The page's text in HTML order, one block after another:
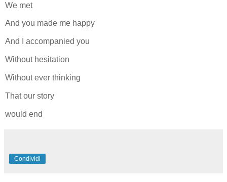
We met
And you made me happy
And I accompanied you
Without hesitation
Without ever thinking
That our story
would end
Condividi